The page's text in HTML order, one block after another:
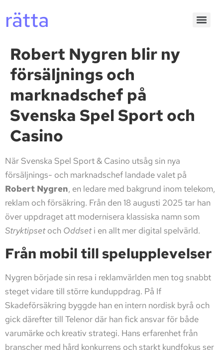
rätta
Robert Nygren blir ny
försäljnings och
marknadschef på
Svenska Spel Sport och
Casino
När Svenska Spel Sport & Casino utsåg sin nya
försäljnings- och marknadschef landade valet på
Robert Nygren, en ledare med bakgrund inom telekom,
reklam och försäkring. Från den 18 augusti 2025 tar han
över uppdraget att modernisera klassiska namn som
Stryktipsetoch Oddseti en allt mer digital spelvärld.
Från mobil till spelupplevelser
Nygren började sin resa i reklamvärlden men tog snabbt
steget vidare till större kunduppdrag. På If
Skadeförsäkring byggde han en intern nordisk byrå och
gick därefter till Telenor där han fick ansvar för både
varumärke och kreativ strategi. Hans erfarenhet från
branscher med hård konkurrens och starkt kundfokus ser